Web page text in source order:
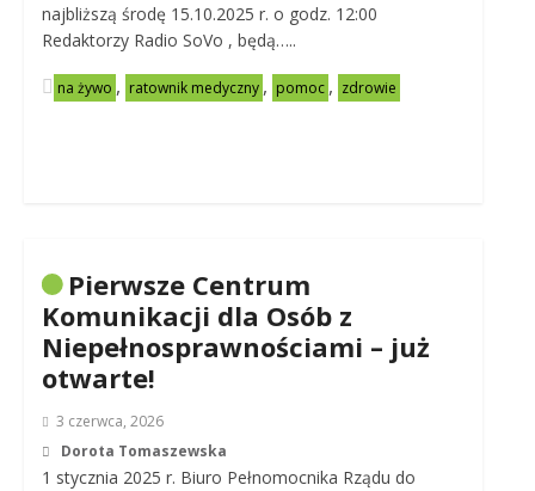
najbliższą środę 15.10.2025 r. o godz. 12:00
Redaktorzy Radio SoVo , będą…..
na żywo , ratownik medyczny , pomoc , zdrowie
Pierwsze Centrum
Komunikacji dla Osób z
Niepełnosprawnościami – już
otwarte!
3 czerwca, 2026
Dorota Tomaszewska
1 stycznia 2025 r. Biuro Pełnomocnika Rządu do